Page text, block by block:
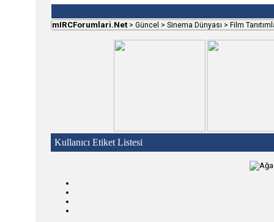
mIRCForumlari.Net > Güncel > Sinema Dünyası > Film
Kullanıcı Etiket Listesi